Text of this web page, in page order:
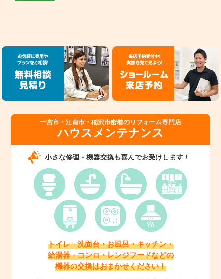
一宮市・江南市・稲沢市密着のリフォーム専門店
ハウスメンテナンス
小さな修理・機器交換も喜んでお受けします！
トイレ・洗面台・お風呂・キッチン・
給湯器・コンロ・レンジフードなどの
機器の交換はおまかせください！